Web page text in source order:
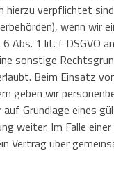
hierzu verpflichtet
wenn wir
Abs. 1 lit. f DSGVO
sonstige
Beim Einsatz
geben wir
auf Grundlage eines
weiter. Im Falle
Vertrag über